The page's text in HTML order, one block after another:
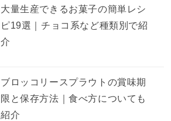
大量生産できるお菓子の簡単レシ
ピ19選｜チョコ系など種類別で紹
介
ブロッコリースプラウトの賞味期
限と保存方法｜食べ方についても
紹介